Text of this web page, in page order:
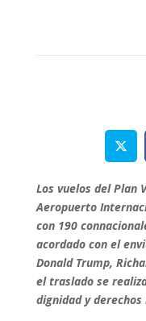
Los vuelos del Plan
Aeropuerto
con 190
acordado con el
Donald Trump,
el traslado se
dignidad y